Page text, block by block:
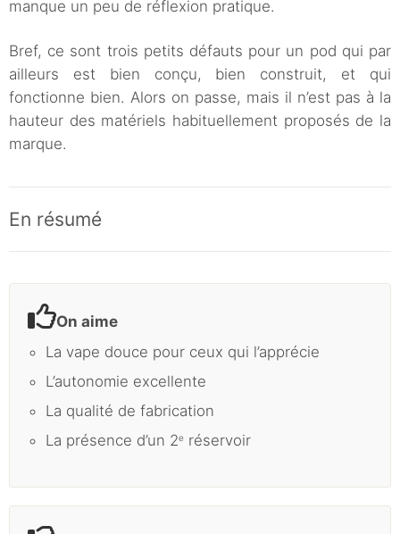
manque un peu de réflexion pratique.
Bref, ce sont trois petits défauts pour un pod qui par
ailleurs est bien conçu, bien construit, et qui
fonctionne bien. Alors on passe, mais il n’est pas à la
hauteur des matériels habituellement proposés de la
marque.
En résumé
On aime
La vape douce pour ceux qui l’apprécie
L’autonomie excellente
La qualité de fabrication
La présence d’un 2e réservoir